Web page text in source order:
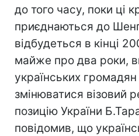
до того часу, поки ці
приєднаються до
відбудеться в кінці
майже про два роки,
українських
змінюватися візовий
позицію України
повідомив, що